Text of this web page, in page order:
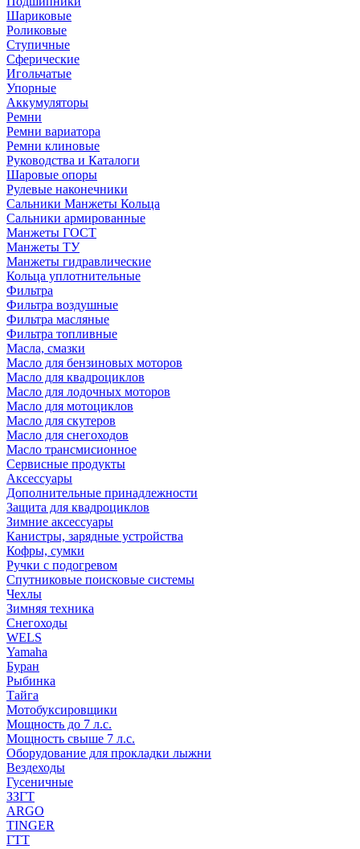
Шариковые
Роликовые
Ступичные
Сферические
Игольчатые
Упорные
Аккумуляторы
Ремни
Ремни вариатора
Ремни клиновые
Руководства и Каталоги
Шаровые опоры
Рулевые наконечники
Сальники Манжеты Кольца
Сальники армированные
Манжеты ГОСТ
Манжеты ТУ
Манжеты гидравлические
Кольца уплотнительные
Фильтра
Фильтра воздушные
Фильтра масляные
Фильтра топливные
Масла, смазки
Масло для бензиновых моторов
Масло для квадроциклов
Масло для лодочных моторов
Масло для мотоциклов
Масло для скутеров
Масло для снегоходов
Масло трансмисионное
Сервисные продукты
Аксессуары
Дополнительные принадлежности
Защита для квадроциклов
Зимние аксессуары
Канистры, зарядные устройства
Кофры, сумки
Ручки с подогревом
Спутниковые поисковые системы
Чехлы
Зимняя техника
Снегоходы
WELS
Yamaha
Буран
Рыбинка
Тайга
Мотобуксировщики
Мощность до 7 л.с.
Мощность свыше 7 л.с.
Оборудование для прокладки лыжни
Вездеходы
Гусеничные
ЗЗГТ
ARGO
TINGER
ГТТ